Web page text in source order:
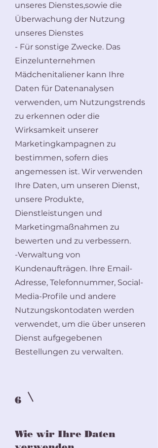
unseres Dienstes,sowie die
Überwachung der Nutzung
unseres Dienstes
- Für sonstige Zwecke. Das
Einzelunternehmen
Mädchenitaliener kann Ihre
Daten für Datenanalysen
verwenden, um Nutzungstrends
zu erkennen oder die
Wirksamkeit unserer
Marketingkampagnen zu
bestimmen, sofern dies
angemessen ist. Wir verwenden
Ihre Daten, um unseren Dienst,
unsere Produkte,
Dienstleistungen und
Marketingmaßnahmen zu
bewerten und zu verbessern.
-Verwaltung von
Kundenaufträgen. Ihre Email-
Adresse, Telefonnummer, Social-
Media-Profile und andere
Nutzungskontodaten werden
verwendet, um die über unseren
Dienst aufgegebenen
Bestellungen zu verwalten.
6
Wie wir Ihre Daten